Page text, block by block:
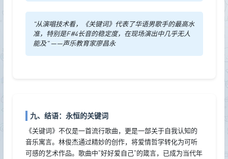
"从演唱技术看，《关键词》代表了华语男歌手的最高水
准，特别是F#4长音的稳定度，在现场演出中几乎无人
能及" ——声乐教育家廖昌永
九、结语：永恒的关键词
《关键词》不仅是一首流行歌曲，更是一部关于自我认知的
音乐寓言。林俊杰通过精妙的创作，将爱情哲学转化为可听
可感的艺术作品。歌曲中"好好爱自己"的箴言，已成为当代年